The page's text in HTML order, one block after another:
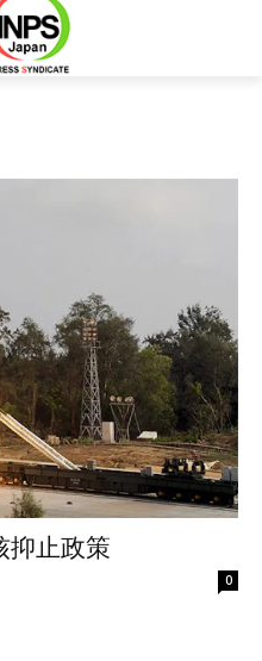
抑止政策
0